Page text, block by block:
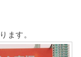
ます。